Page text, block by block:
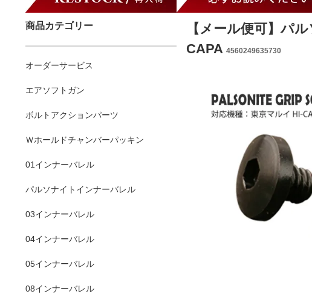
【メール便可】パ
CAPA 4560249635730
商品カテゴリー
オーダーサービス
エアソフトガン
ボルトアクションパーツ
Ｗホールドチャンバーパッキン
01インナーバレル
パルソナイトインナーバレル
03インナーバレル
04インナーバレル
05インナーバレル
08インナーバレル